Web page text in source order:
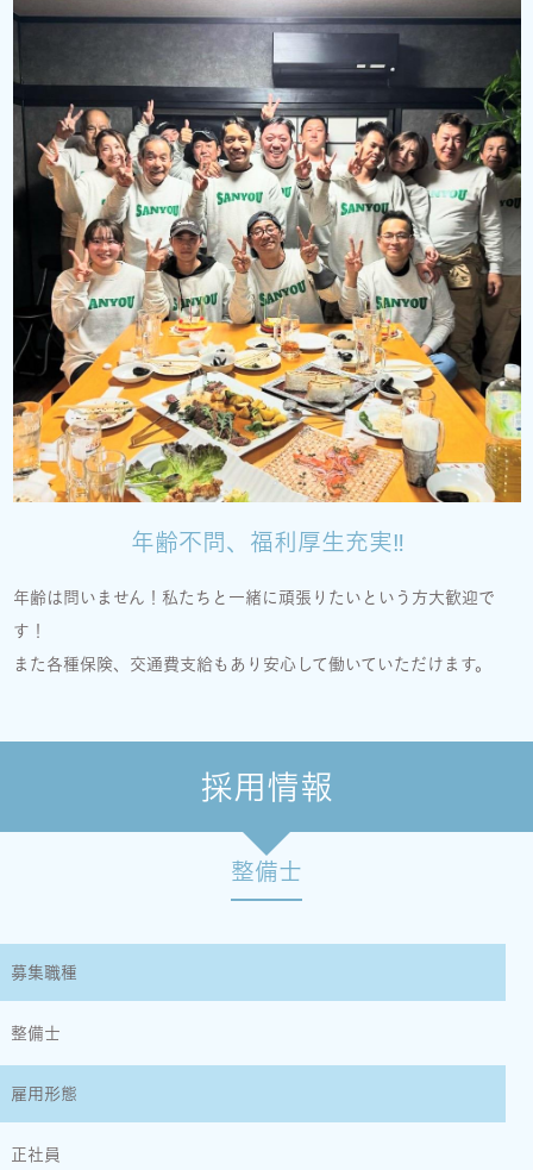
年齢不問、福利厚生充実‼
年齢は問いません！私たちと一緒に頑張りたいという方大歓迎で
す！
また各種保険、交通費支給もあり安心して働いていただけます。
採用情報
整備士
募集職種
整備士
雇用形態
正社員